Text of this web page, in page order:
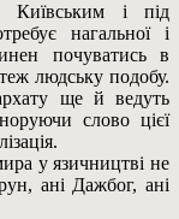
Київським і під
нагальної і
почуватись в
людську подобу.
ще й ведуть
слово цієї
у язичництві не
ані Дажбог, ані